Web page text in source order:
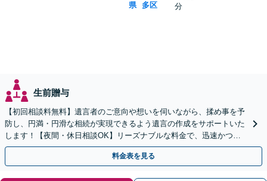
県
多区
分
生前贈与
【初回相談料無料】遺言者のご意向や想いを伺いながら、揉め事を予
防し、円満・円滑な相続が実現できるよう遺言の作成をサポートいた
します！【夜間・休日相談OK】リーズナブルな料金で、迅速かつス
ピーディーにまごころを持って対応させて頂きます。
料金表を見る